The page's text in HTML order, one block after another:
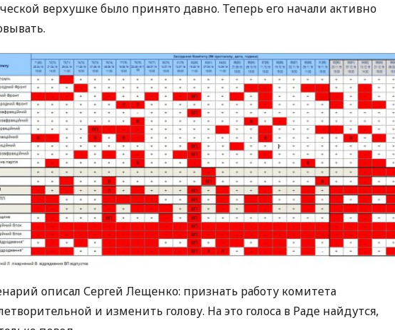
верхушке было принято давно. Теперь его начали активно
описал Сергей Лещенко: признать работу комитета
и изменить голову. На это голоса в Раде найдутся,